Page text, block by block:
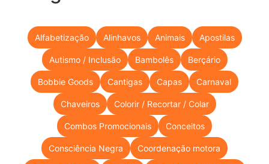
Alfabetização Alinhavos Animais Apostilas
Autismo / Inclusão Bambolês Berçário
Bobbie Goods Cantigas Capas Carnaval
Chaveiros Colorir / Recortar / Colar
Combos Promocionais Conceitos
Consciência Negra Coordenação motora